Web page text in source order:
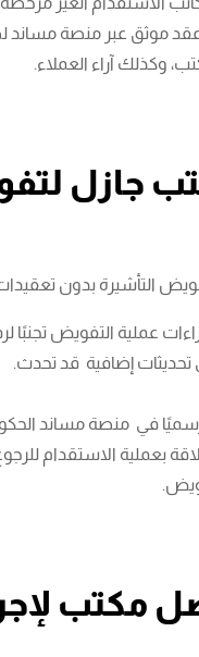
موثق عبر منصة مساند
وكذلك آراء العملاء.
جازل
التأشيرة بدون
عملية التفويض
تحديثات إضافية قد تحدث.
في منصة مساند
بعملية الاستقدام للرجوع
مكتب